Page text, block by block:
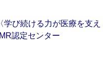
び続ける力が医療を支え
認定センター